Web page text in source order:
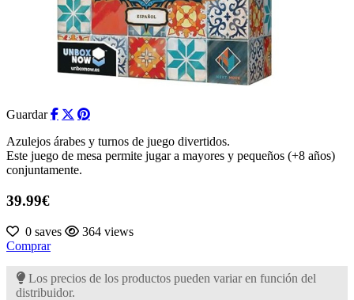
Guardar
Azulejos árabes y turnos de juego divertidos.
Este juego de mesa permite jugar a mayores y pequeños (+8 años)
conjuntamente.
39.99€
0 saves
364 views
Comprar
Los precios de los productos pueden variar en función del
distribuidor.